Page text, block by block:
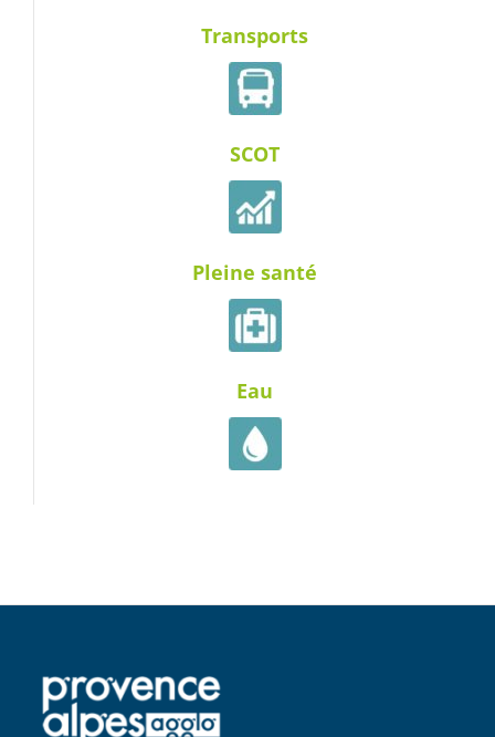
Transports
SCOT
Pleine santé
Eau